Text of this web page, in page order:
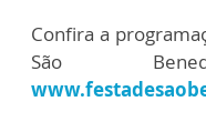
Confira a
São